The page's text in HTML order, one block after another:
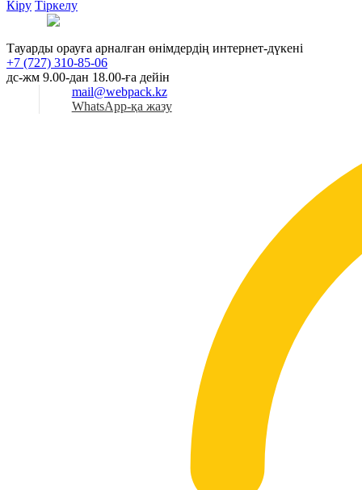
Кіру Тіркелу
Тауарды орауға арналған өнімдердің интернет-дүкені
+7 (727) 310-85-06
дс-жм 9.00-дан 18.00-ға дейін
mail@webpack.kz
WhatsApp-қа жазу